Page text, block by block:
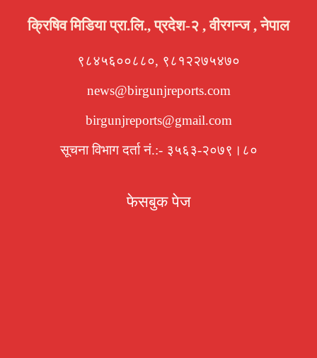
क्रिषिव मिडिया प्रा.लि., प्रदेश-२ , वीरगन्ज , नेपाल
९८४५६००८८०, ९८१२२७५४७०
news@birgunjreports.com
birgunjreports@gmail.com
सूचना विभाग दर्ता नं.:- ३५६३-२०७९।८०
फेसबुक पेज